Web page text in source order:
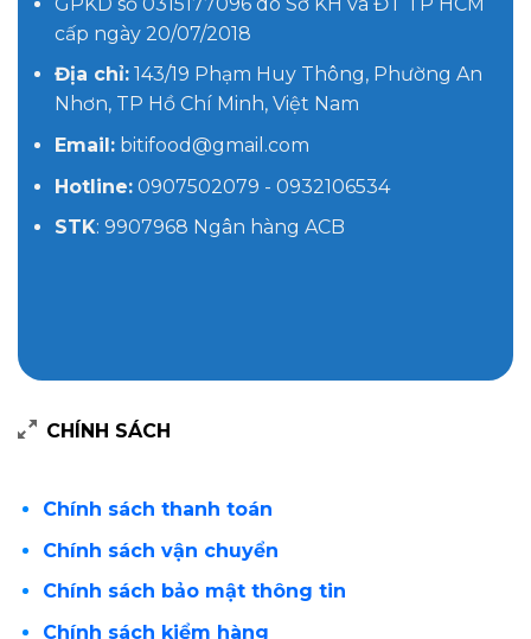
cấp ngày 20/07/2018
Địa chỉ:143/19 Phạm Huy Thông, Phường An
Nhơn, TP Hồ Chí Minh, Việt Nam
Email:bitifood@gmail.com
Hotline:0907502079 - 0932106534
STK: 9907968 Ngân hàng ACB
CHÍNH SÁCH
Chính sách thanh toán
Chính sách vận chuyển
Chính sách bảo mật thông tin
Chính sách kiểm hàng